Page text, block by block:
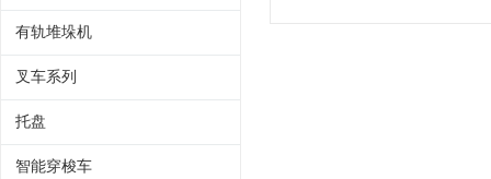
有轨堆垛机
叉车系列
托盘
智能穿梭车